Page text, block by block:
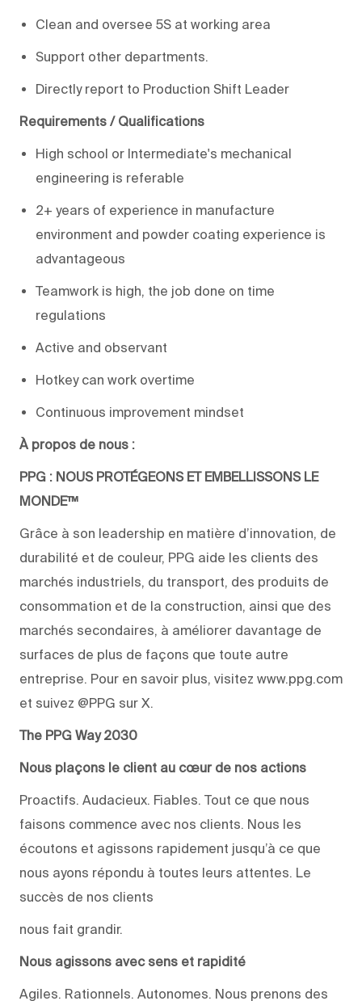
Clean and oversee 5S at working area
Support other departments.
Directly report to Production Shift Leader
Requirements / Qualifications
High school or Intermediate's mechanical
engineering is referable
2+ years of experience in manufacture
environment and powder coating experience is
advantageous
Teamwork is high, the job done on time
regulations
Active and observant
Hotkey can work overtime
Continuous improvement mindset
À propos de nous :
PPG : NOUS PROTÉGEONS ET EMBELLISSONS LE
MONDE™
Grâce à son leadership en matière d’innovation, de
durabilité et de couleur, PPG aide les clients des
marchés industriels, du transport, des produits de
consommation et de la construction, ainsi que des
marchés secondaires, à améliorer davantage de
surfaces de plus de façons que toute autre
entreprise. Pour en savoir plus, visitez www.ppg.com
et suivez @PPG sur X.
The PPG Way 2030
Nous plaçons le client au cœur de nos actions
Proactifs. Audacieux. Fiables. Tout ce que nous
faisons commence avec nos clients. Nous les
écoutons et agissons rapidement jusqu’à ce que
nous ayons répondu à toutes leurs attentes. Le
succès de nos clients
nous fait grandir.
Nous agissons avec sens et rapidité
Agiles. Rationnels. Autonomes. Nous prenons des